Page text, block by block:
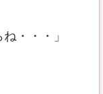
・・・」